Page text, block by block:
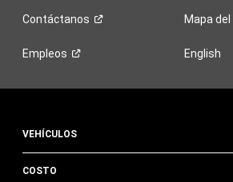
Contáctanos Mapa
Empleos English
VEHÍCULOS
COSTO